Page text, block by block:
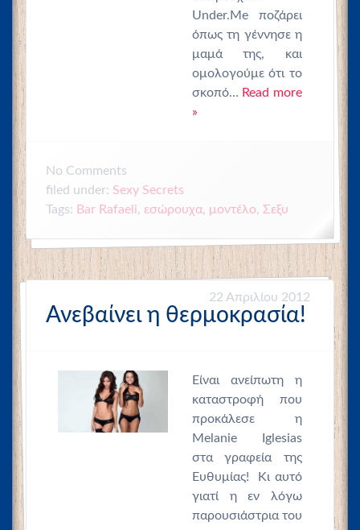
Under.Me ποζάρει
όπως τη γέννησε η
μαμά της, και
ομολογούμε ότι το
σκοπό… Read more
»
No Comments
filed under: Sexy Secrets
Tags: Bar Rafaeli, εσώρουχα, μοντέλο, Σεξυ
22 Απριλίου 2012
Ανεβαίνει η θερμοκρασία!
Είναι ανείπωτη η
καταστροφή που
προκάλεσε η
Melanie Iglesias
στα γραφεία της
Ευθυμίας! Κι αυτό
γιατί η εν λόγω
παρουσιάστρια του